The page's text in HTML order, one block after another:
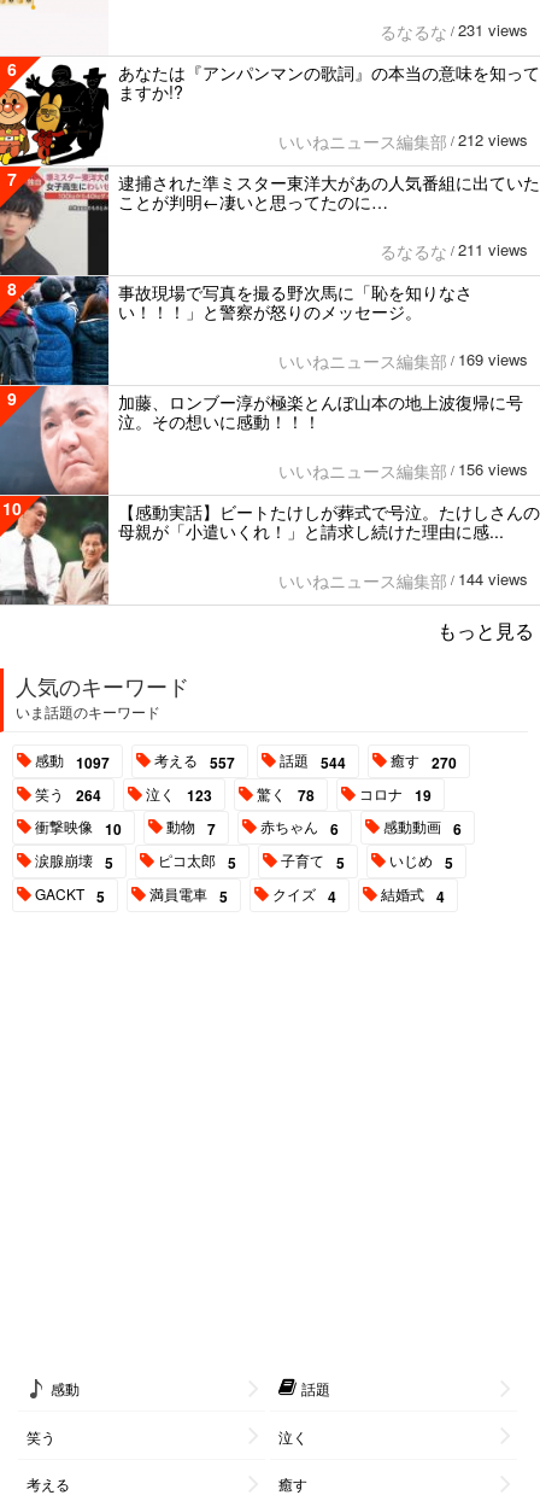
るなるな / 231 views
6
あなたは『アンパンマンの歌詞』の本当の意味を知って
ますか!?
いいねニュース編集部 / 212 views
7
逮捕された準ミスター東洋大があの人気番組に出ていた
ことが判明←凄いと思ってたのに…
るなるな / 211 views
8
事故現場で写真を撮る野次馬に「恥を知りなさ
い！！！」と警察が怒りのメッセージ。
いいねニュース編集部 / 169 views
9
加藤、ロンブー淳が極楽とんぼ山本の地上波復帰に号
泣。その想いに感動！！！
いいねニュース編集部 / 156 views
10
【感動実話】ビートたけしが葬式で号泣。たけしさんの
母親が「小遣いくれ！」と請求し続けた理由に感...
いいねニュース編集部 / 144 views
もっと見る
人気のキーワード
いま話題のキーワード
感動 1097 考える 557 話題 544 癒す 270
笑う 264 泣く 123 驚く 78 コロナ 19
衝撃映像 10 動物 7 赤ちゃん 6 感動動画 6
涙腺崩壊 5 ピコ太郎 5 子育て 5 いじめ 5
GACKT 5 満員電車 5 クイズ 4 結婚式 4
感動 話題
笑う 泣く
考える 癒す